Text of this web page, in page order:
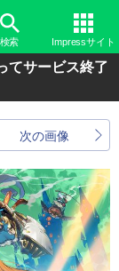
検索 Impressサイト
てサービス終了
次の画像